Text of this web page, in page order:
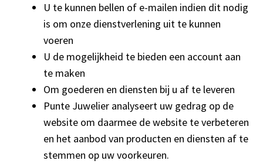
U te kunnen bellen of e-mailen indien dit nodig
is om onze dienstverlening uit te kunnen
voeren
U de mogelijkheid te bieden een account aan
te maken
Om goederen en diensten bij u af te leveren
Punte Juwelier analyseert uw gedrag op de
website om daarmee de website te verbeteren
en het aanbod van producten en diensten af te
stemmen op uw voorkeuren.